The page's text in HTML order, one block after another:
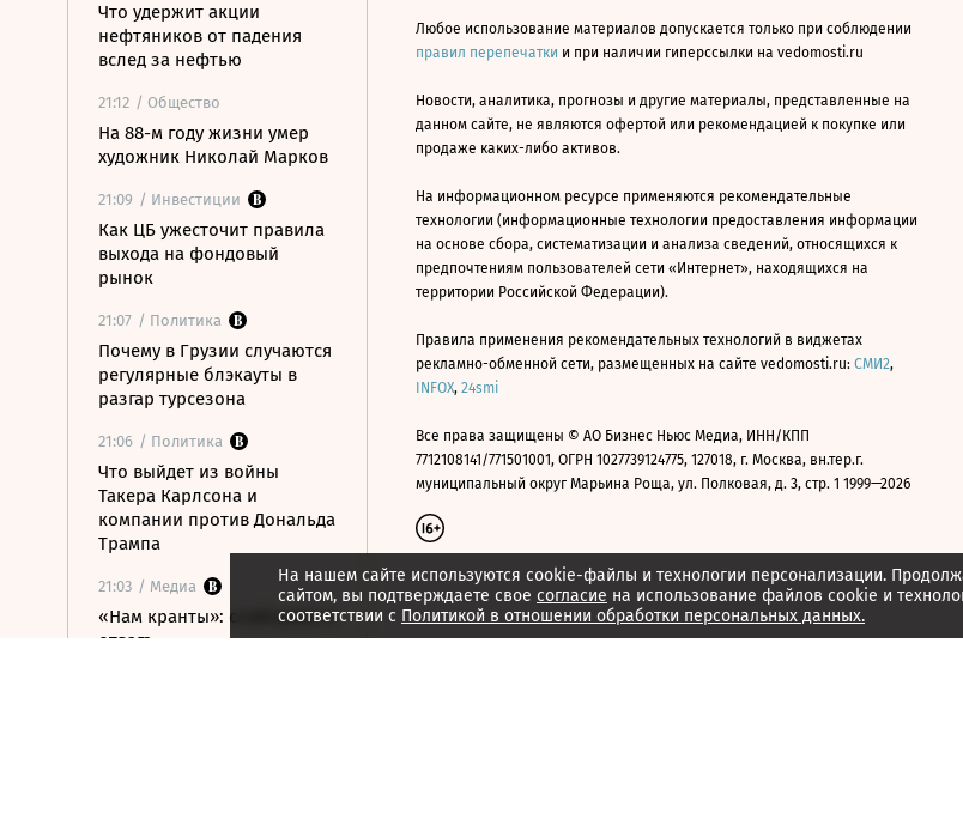
Что удержит акции
нефтяников от падения
вслед за нефтью
21:12 / Общество
На 88-м году жизни умер
художник Николай Марков
21:09 / Инвестиции
Как ЦБ ужесточит правила
выхода на фондовый
рынок
21:07 / Политика
Почему в Грузии случаются
регулярные блэкауты в
разгар турсезона
21:06 / Политика
Что выйдет из войны
Такера Карлсона и
компании против Дональда
Трампа
21:03 / Медиа
«Нам кранты»: слабоумие и
отвага
На нашем сайте используются cookie-файлы и технологии персонализации.
сайтом, вы подтверждаете свое согласие на использование файлов cookie и
соответствии с Политикой в отношении обработки персональных данных.
Любое использование материалов допускается только при соблюдении
правил перепечатки и при наличии гиперссылки на vedomosti.ru
Новости, аналитика, прогнозы и другие материалы, представленные на
данном сайте, не являются офертой или рекомендацией к покупке или
продаже каких-либо активов.
На информационном ресурсе применяются рекомендательные
технологии (информационные технологии предоставления информации
на основе сбора, систематизации и анализа сведений, относящихся к
предпочтениям пользователей сети «Интернет», находящихся на
территории Российской Федерации).
Правила применения рекомендательных технологий в виджетах
рекламно-обменной сети, размещенных на сайте vedomosti.ru: СМИ2,
INFOX, 24smi
Все права защищены © АО Бизнес Ньюс Медиа, ИНН/КПП
7712108141/771501001, ОГРН 1027739124775, 127018, г. Москва, вн.тер.г.
муниципальный округ Марьина Роща, ул. Полковая, д. 3, стр. 1 1999—2026